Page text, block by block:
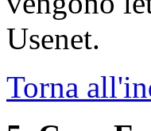
Usenet.
Torna